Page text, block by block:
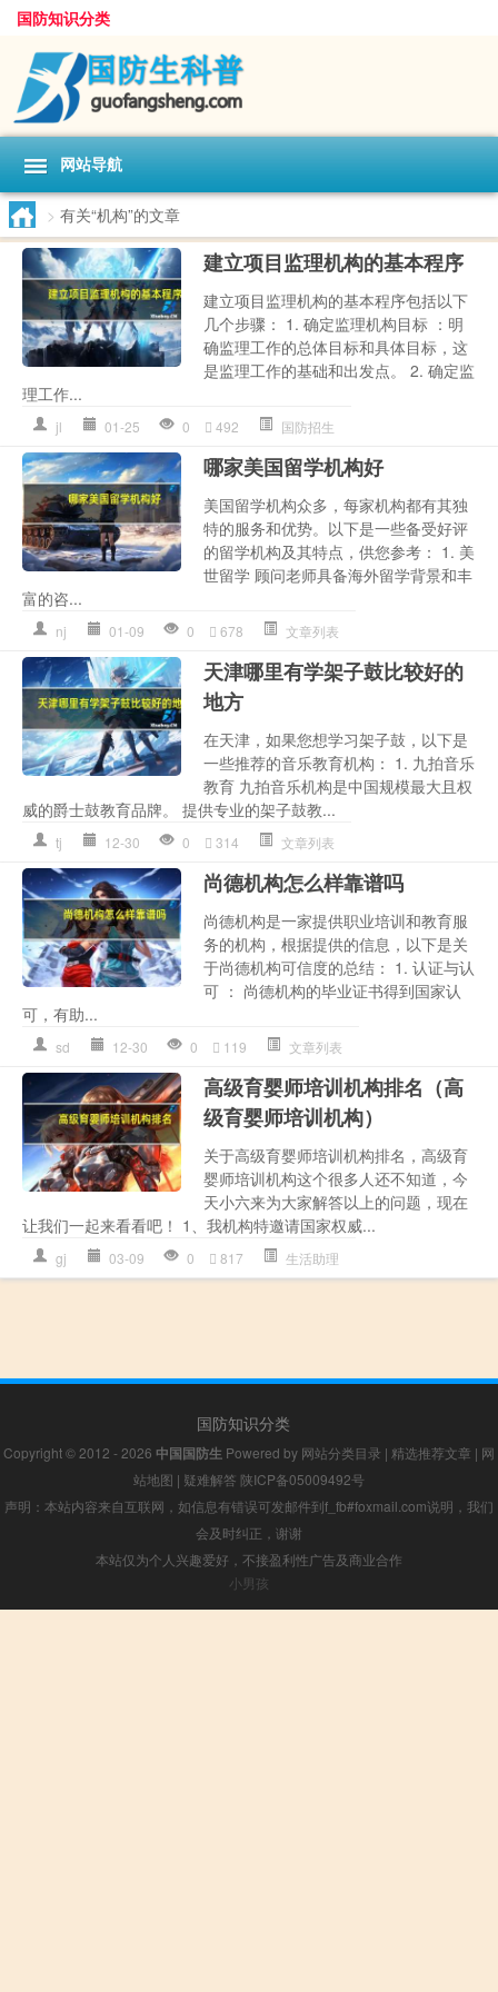
国防知识分类
网站导航
> 有关“机构”的文章
建立项目监理机构的基本程序
建立项目监理机构的基本程序包括以下
几个步骤： 1. 确定监理机构目标 ：明
确监理工作的总体目标和具体目标，这
是监理工作的基础和出发点。 2. 确定监
理工作...
jl 01-25 0 492 国防招生
哪家美国留学机构好
美国留学机构众多，每家机构都有其独
特的服务和优势。以下是一些备受好评
的留学机构及其特点，供您参考： 1. 美
世留学 顾问老师具备海外留学背景和丰
富的咨...
nj 01-09 0 678 文章列表
天津哪里有学架子鼓比较好的
地方
在天津，如果您想学习架子鼓，以下是
一些推荐的音乐教育机构： 1. 九拍音乐
教育 九拍音乐机构是中国规模最大且权
威的爵士鼓教育品牌。 提供专业的架子鼓教...
tj 12-30 0 314 文章列表
尚德机构怎么样靠谱吗
尚德机构是一家提供职业培训和教育服
务的机构，根据提供的信息，以下是关
于尚德机构可信度的总结： 1. 认证与认
可 ： 尚德机构的毕业证书得到国家认
可，有助...
sd 12-30 0 119 文章列表
高级育婴师培训机构排名（高
级育婴师培训机构）
关于高级育婴师培训机构排名，高级育
婴师培训机构这个很多人还不知道，今
天小六来为大家解答以上的问题，现在
让我们一起来看看吧！ 1、我机构特邀请国家权威...
gj 03-09 0 817 生活助理
国防知识分类
Copyright © 2012 - 2026 中国国防生 Powered by 网站分类目录 | 精选推荐文章 | 网
站地图 | 疑难解答 陕ICP备05009492号
声明：本站内容来自互联网，如信息有错误可发邮件到f_fb#foxmail.com说明，我们
会及时纠正，谢谢
本站仅为个人兴趣爱好，不接盈利性广告及商业合作
小男孩